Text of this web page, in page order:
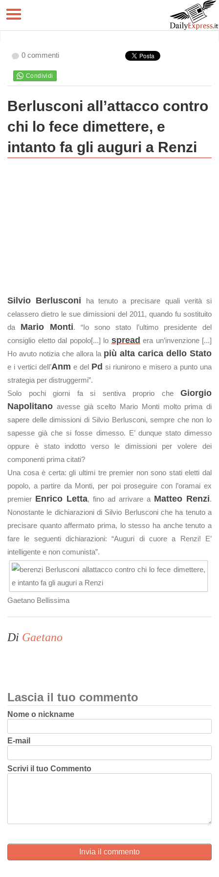
0 commenti
Berlusconi all’attacco contro
chi lo fece dimettere, e
intanto fa gli auguri a Renzi
Silvio Berlusconi ha tenuto a precisare quali verità si
celassero dietro le sue dimissioni del 2011, quando fu sostituito
da Mario Monti. “Io sono stato l’ultimo presidente del
consiglio eletto dal popolo[...] lo spread era un’invenzione [...]
Ho avuto notizia che allora la più alta carica dello Stato
e i vertici dell’Anm e del Pd si riunirono e misero a punto una
strategia per distruggermi”.
Solo pochi giorni fa si sentiva proprio che Giorgio
Napolitano avesse già scelto Mario Monti molto prima di
sapere delle dimissioni di Silvio Berlusconi, sempre che non lo
sapesse già che si fosse dimesso. E’ dunque stato dimesso
oppure è stato indotto verso le dimissioni per volere dei
componenti prima citati?
Una cosa è certa: gli ultimi tre premier non sono stati eletti dal
popolo, a partire da Monti, per poi proseguire con l’oramai ex
premier Enrico Letta, fino ad arrivare a Matteo Renzi.
Nonostante le dichiarazioni di Silvio Berlusconi che ha tenuto a
precisare quanto affermato prima, lo stesso ha anche tenuto a
fare le seguenti dichiarazioni: “Auguri di cuore a Renzi! E’
intelligente e non comunista”.
Gaetano Bellissima
Di Gaetano
Lascia il tuo commento
Nome o nickname
E-mail
Scrivi il tuo Commento
Invia il commento